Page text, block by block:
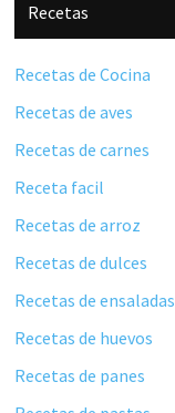
Recetas
Recetas de Cocina
Recetas de aves
Recetas de carnes
Receta facil
Recetas de arroz
Recetas de dulces
Recetas de ensaladas
Recetas de huevos
Recetas de panes